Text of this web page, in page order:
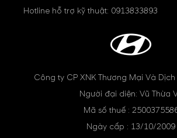
Hotline hỗ trợ kỹ thuật: 0913833893
Công ty CP XNK Thương Mại Và
Người đại diện: Vũ Thừa
Mã số thuế :
Ngày cấp : 13/10/2009